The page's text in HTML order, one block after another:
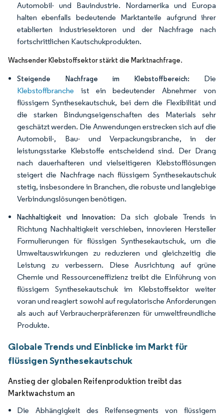
Automobil- und Bauindustrie. Nordamerika und Europa
halten ebenfalls bedeutende Marktanteile aufgrund ihrer
etablierten Industriesektoren und der Nachfrage nach
fortschrittlichen Kautschukprodukten.
Wachsender Klebstoffsektor stärkt die Marktnachfrage.
Steigende Nachfrage im Klebstoffbereich: Die
Klebstoffbranche ist ein bedeutender Abnehmer von
flüssigem Synthesekautschuk, bei dem die Flexibilität und
die starken Bindungseigenschaften des Materials sehr
geschätzt werden. Die Anwendungen erstrecken sich auf die
Automobil-, Bau- und Verpackungsbranche, in der
leistungsstarke Klebstoffe entscheidend sind. Der Drang
nach dauerhafteren und vielseitigeren Klebstofflösungen
steigert die Nachfrage nach flüssigem Synthesekautschuk
stetig, insbesondere in Branchen, die robuste und langlebige
Verbindungslösungen benötigen.
Nachhaltigkeit und Innovation: Da sich globale Trends in
Richtung Nachhaltigkeit verschieben, innovieren Hersteller
Formulierungen für flüssigen Synthesekautschuk, um die
Umweltauswirkungen zu reduzieren und gleichzeitig die
Leistung zu verbessern. Diese Ausrichtung auf grüne
Chemie und Ressourceneffizienz treibt die Einführung von
flüssigem Synthesekautschuk im Klebstoffsektor weiter
voran und reagiert sowohl auf regulatorische Anforderungen
als auch auf Verbraucherpräferenzen für umweltfreundliche
Produkte.
Globale Trends und Einblicke im Markt für
flüssigen Synthesekautschuk
Anstieg der globalen Reifenproduktion treibt das
Marktwachstum an
Die Abhängigkeit des Reifensegments von flüssigem